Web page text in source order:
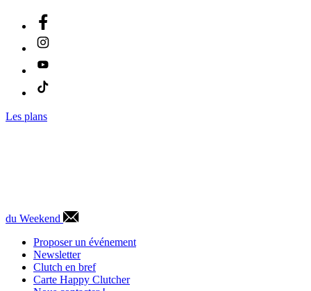
Les plans
du Weekend
Proposer un événement
Newsletter
Clutch en bref
Carte Happy Clutcher